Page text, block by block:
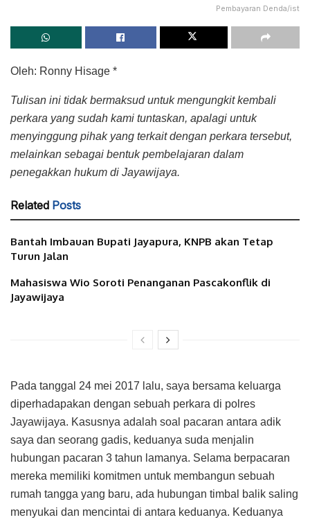
Pembayaran Denda/ist
Oleh: Ronny Hisage *
Tulisan ini tidak bermaksud untuk mengungkit kembali
perkara yang sudah kami tuntaskan, apalagi untuk
menyinggung pihak yang terkait dengan perkara tersebut,
melainkan sebagai bentuk pembelajaran dalam
penegakkan hukum di Jayawijaya.
Related Posts
Bantah Imbauan Bupati Jayapura, KNPB akan Tetap
Turun Jalan
Mahasiswa Wio Soroti Penanganan Pascakonflik di
Jayawijaya
Pada tanggal 24 mei 2017 lalu, saya bersama keluarga
diperhadapakan dengan sebuah perkara di polres
Jayawijaya. Kasusnya adalah soal pacaran antara adik
saya dan seorang gadis, keduanya suda menjalin
hubungan pacaran 3 tahun lamanya. Selama berpacaran
mereka memiliki komitmen untuk membangun sebuah
rumah tangga yang baru, ada hubungan timbal balik saling
menyukai dan mencintai di antara keduanya. Keduanya